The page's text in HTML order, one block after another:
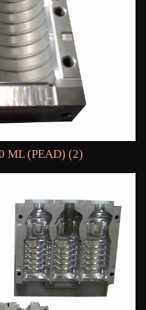
ML (PEAD) (2)